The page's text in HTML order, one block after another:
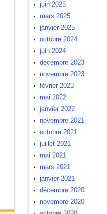
juin 2025
mars 2025
janvier 2025
octobre 2024
juin 2024
décembre 2023
novembre 2023
février 2023
mai 2022
janvier 2022
novembre 2021
octobre 2021
juillet 2021
mai 2021
mars 2021
janvier 2021
décembre 2020
novembre 2020